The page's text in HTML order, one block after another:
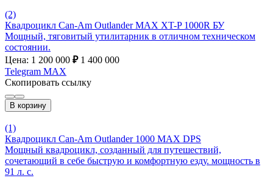
(2)
Квадроцикл Can-Am Outlander MAX XT-P 1000R БУ
Мощный, тяговитый утилитарник в отличном техническом
состоянии.
Цена: 1 200 000 ₽ 1 400 000
Telegram MAX
Скопировать ссылку
В корзину
(1)
Квадроцикл Can-Am Outlander 1000 MAX DPS
Мощный квадроцикл, созданный для путешествий,
сочетающий в себе быструю и комфортную езду. мощность в
91 л. с.